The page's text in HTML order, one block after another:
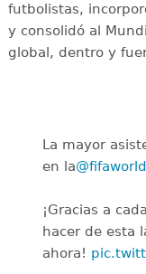
futbolistas,
y consolidó al
global, dentro y
La mayor
en la
¡Gracias a
hacer de esta
ahora!